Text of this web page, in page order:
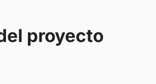
proyecto